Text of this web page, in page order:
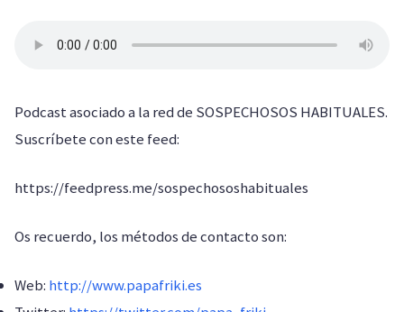
Podcast asociado a la red de SOSPECHOSOS HABITUALES.
Suscríbete con este feed:
https://feedpress.me/sospechososhabituales
Os recuerdo, los métodos de contacto son:
Web: http://www.papafriki.es